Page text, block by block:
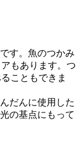
す。魚のつかみ
もあります。つ
こともできま
だんに使用した
の基点にもって